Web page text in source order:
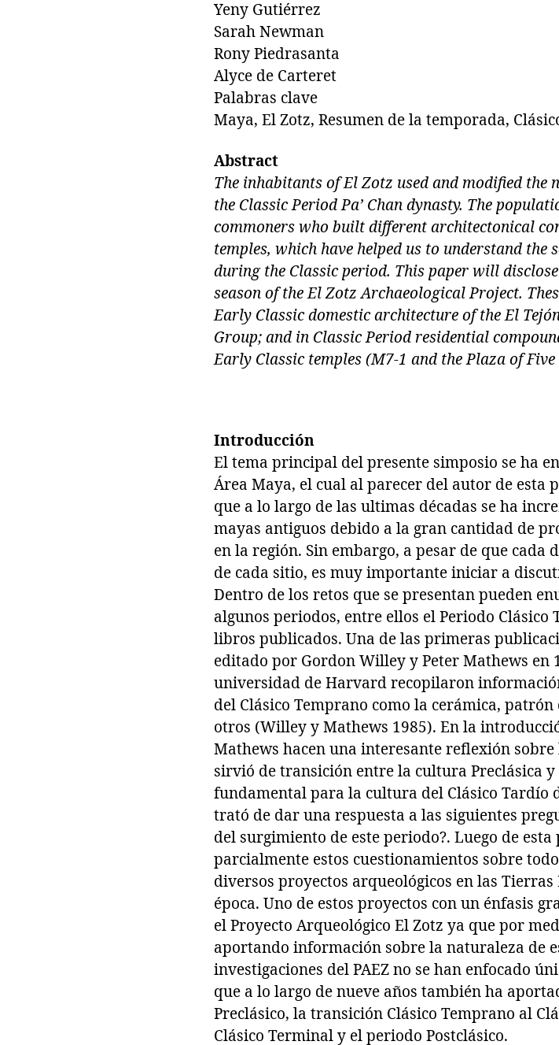
Yeny Gutiérrez
Sarah Newman
Rony Piedrasanta
Alyce de Carteret
Palabras clave
Maya, El Zotz, Resumen de la temporada,
Abstract
The inhabitants of El Zotz used and modified the
the Classic Period Pa’ Chan dynasty. The
commoners who built different architectonical
temples, which have helped us to understand
during the Classic period. This paper will
season of the El Zotz Archaeological Project.
Early Classic domestic architecture of the El
Group; and in Classic Period residential
Early Classic temples (M7-1 and the Plaza of Five
Introducción
El tema principal del presente simposio se ha
Área Maya, el cual al parecer del autor de esta
que a lo largo de las ultimas décadas se ha
mayas antiguos debido a la gran cantidad de
en la región. Sin embargo, a pesar de que
de cada sitio, es muy importante iniciar a
Dentro de los retos que se presentan pueden
algunos periodos, entre ellos el Periodo Clásico
libros publicados. Una de las primeras
editado por Gordon Willey y Peter Mathews en
universidad de Harvard recopilaron
del Clásico Temprano como la cerámica,
otros (Willey y Mathews 1985). En la
Mathews hacen una interesante reflexión
sirvió de transición entre la cultura Preclásica
fundamental para la cultura del Clásico Tardío
trató de dar una respuesta a las siguientes
del surgimiento de este periodo?. Luego de
parcialmente estos cuestionamientos sobre
diversos proyectos arqueológicos en las
época. Uno de estos proyectos con un énfasis
el Proyecto Arqueológico El Zotz ya que por
aportando información sobre la naturaleza de
investigaciones del PAEZ no se han enfocado
que a lo largo de nueve años también ha
Preclásico, la transición Clásico Temprano al
Clásico Terminal y el periodo Postclásico.